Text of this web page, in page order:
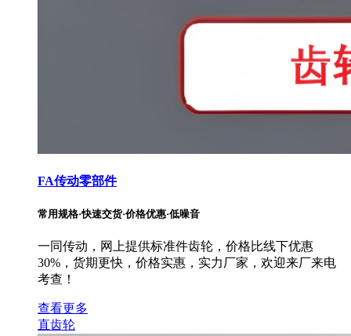
FA传动零部件
常用规格·快速交货·价格优惠·低噪音
一同传动，网上提供标准件齿轮，价格比线下优惠
30%，货期更快，价格实惠，实力厂家，欢迎来厂来电
考查！
查看更多
直齿轮